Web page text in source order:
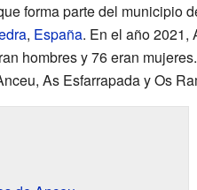
forma parte del municipio
, España. En el año 2021,
hombres y 76 eran
As Esfarrapada y Os